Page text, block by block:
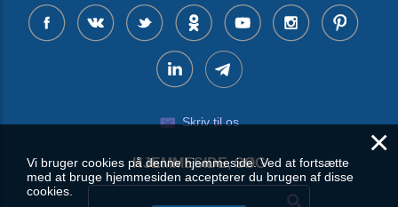
Skriv til os
HJEMMESIDE, SØG
×
Vi bruger cookies på denne hjemmeside. Ved at fortsætte
med at bruge hjemmesiden accepterer du brugen af disse
cookies.